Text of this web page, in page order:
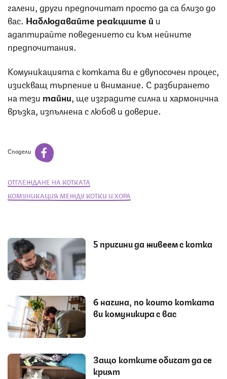
галени, други предпочитат просто да са близо до
вас. Наблюдавайте реакциите й и
адаптирайте поведението си към нейните
предпочитания.
Комуникацията с котката ви е двупосочен процес,
изискващ търпение и внимание. С разбирането
на тези тайни , ще изградите силна и хармонична
връзка, изпълнена с любов и доверие.
Сподели
ОТГЛЕЖДАНЕ НА КОТКАТА
КОМУНИКАЦИЯ МЕЖДУ КОТКИ И ХОРА
5 причини да живеем с котка
6 начина, по които котката
ви комуникира с вас
Защо котките обичат да се
крият